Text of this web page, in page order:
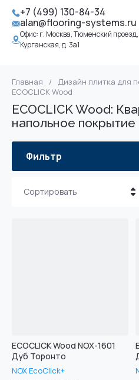
+7 (499) 130-84-34
alan@flooring-systems.ru
Офис: г. Москва, Тюменский проезд,
Курганская, д. 3а1
Главная / Дизайн плитка для
ECOCLICK Wood
ECOCLICK Wood:
напольное покрытие
Фильтр
Сортировать
ECOCLICK Wood NOX-1601
Дуб Торонто
NOX EcoClick+